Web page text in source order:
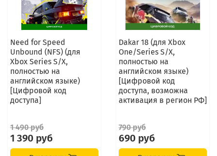
Need for Speed
Unbound (NFS) (для
Xbox Series S/X,
полностью на
английском языке)
[Цифровой код
доступа]
1 490 руб
1 390 руб
Dakar 18 (для Xbox
One/Series S/X,
полностью на
английском языке)
[Цифровой код
доступа, возможна
активация в регион РФ]
790 руб
690 руб